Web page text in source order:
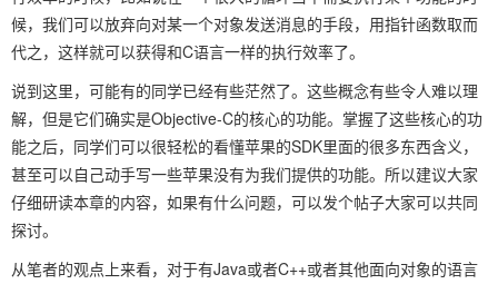
候，我们可以放弃向对某一个对象发送消息的手段，用指针函数取而
代之，这样就可以获得和C语言一样的执行效率了。
说到这里，可能有的同学已经有些茫然了。这些概念有些令人难以理
解，但是它们确实是Objective-C的核心的功能。掌握了这些核心的功
能之后，同学们可以很轻松的看懂苹果的SDK里面的很多东西含义，
甚至可以自己动手写一些苹果没有为我们提供的功能。所以建议大家
仔细研读本章的内容，如果有什么问题，可以发个帖子大家可以共同
探讨。
从笔者的观点上来看，对于有Java或者C++或者其他面向对象的语言